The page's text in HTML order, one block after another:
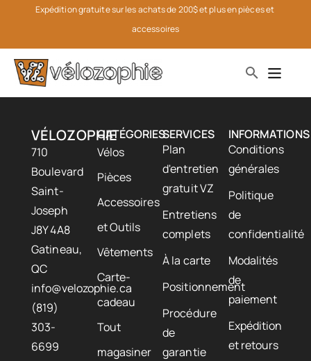
Expédition gratuite sur les achats de 200$ et plus en pièces et
accessoires
VÉLOZOPHIE
710
Boulevard
Saint-
Joseph
J8Y 4A8
Gatineau,
QC
info@velozophie.ca
(819)
303-
6699
CATÉGORIES
Vélos
Pièces
Accessoires
et Outils
Vêtements
Carte-
cadeau
Tout
magasiner
SERVICES
Plan
d'entretien
gratuit VZ
Entretiens
complets
À la carte
Positionnement
Procédure
de
garantie
INFORMATIONS
Conditions
générales
Politique
de
confidentialité
Modalités
de
paiement
Expédition
et retours